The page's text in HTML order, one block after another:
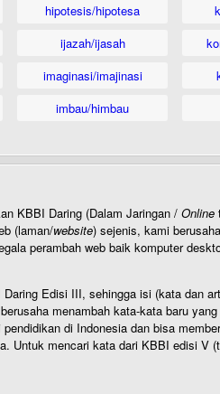
hipotesis/hipotesa
ijazah/ijasah
imaginasi/imajinasi
imbau/himbau
KBBI Daring (Dalam Jaringan / Online
(laman/website) sejenis, kami
perambah web baik komputer
Edisi III, sehingga isi (kata dan
menambah kata-kata baru
di Indonesia dan bisa
Untuk mencari kata dari KBBI edisi V